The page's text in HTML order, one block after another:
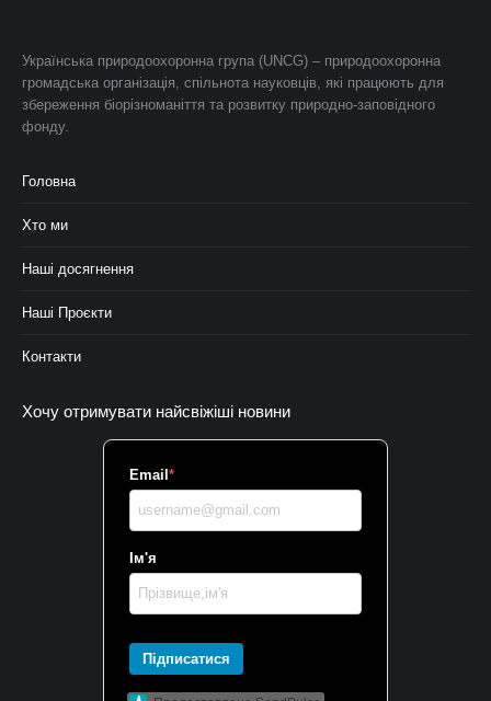
Українська природоохоронна група (UNCG) – природоохоронна
громадська організація, спільнота науковців, які працюють для
збереження біорізноманіття та розвитку природно-заповідного
фонду.
Головна
Хто ми
Наші досягнення
Наші Проєкти
Контакти
Хочу отримувати найсвіжіші новини
Email *
Ім'я
Підписатися